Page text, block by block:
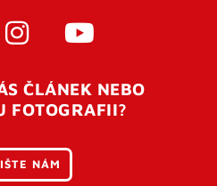
je potřeba
úspěšném odeslání
váš účet ověří a můžete se
složku SPAM ve
ČLÁNEK NEBO
FOTOGRAFII?
NÁM